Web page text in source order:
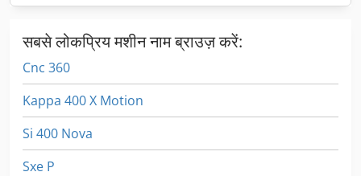
सबसे लोकप्रिय मशीन नाम ब्राउज़ करें:
Cnc 360
Kappa 400 X Motion
Si 400 Nova
Sxe P